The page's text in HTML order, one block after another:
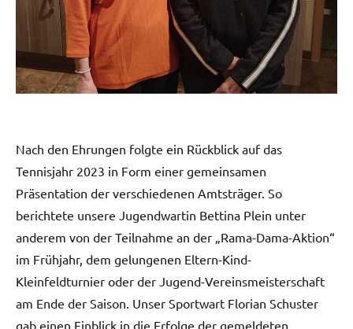
Nach den Ehrungen folgte ein Rückblick auf das
Tennisjahr 2023 in Form einer gemeinsamen
Präsentation der verschiedenen Amtsträger. So
berichtete unsere Jugendwartin Bettina Plein unter
anderem von der Teilnahme an der „Rama-Dama-Aktion“
im Frühjahr, dem gelungenen Eltern-Kind-
Kleinfeldturnier oder der Jugend-Vereinsmeisterschaft
am Ende der Saison. Unser Sportwart Florian Schuster
gab einen Einblick in die Erfolge der gemeldeten